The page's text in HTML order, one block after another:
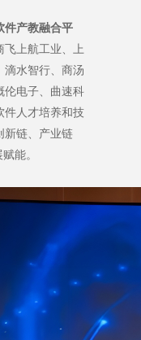
件产教融合平
飞上航工业、上
滴水智行、商汤
伦电子、曲速科
件人才培养和技
新链、产业链
能。